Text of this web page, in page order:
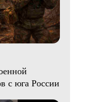
с юга России